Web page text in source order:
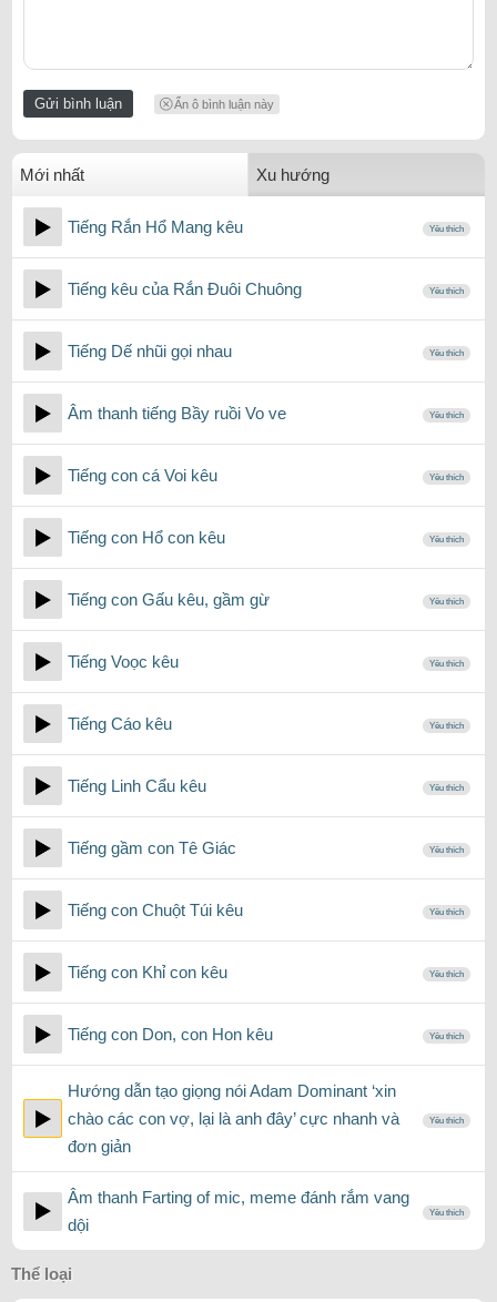
Ẩn ô bình luận này
Mới nhất Xu hướng
Tiếng Rắn Hổ Mang kêu Yêu thích
Tiếng kêu của Rắn Đuôi Chuông Yêu thích
Tiếng Dế nhũi gọi nhau Yêu thích
Âm thanh tiếng Bầy ruồi Vo ve Yêu thích
Tiếng con cá Voi kêu Yêu thích
Tiếng con Hổ con kêu Yêu thích
Tiếng con Gấu kêu, gầm gừ Yêu thích
Tiếng Voọc kêu Yêu thích
Tiếng Cáo kêu Yêu thích
Tiếng Linh Cẩu kêu Yêu thích
Tiếng gầm con Tê Giác Yêu thích
Tiếng con Chuột Túi kêu Yêu thích
Tiếng con Khỉ con kêu Yêu thích
Tiếng con Don, con Hon kêu Yêu thích
Hướng dẫn tạo giọng nói Adam Dominant ‘xin
chào các con vợ, lại là anh đây’ cực nhanh và
đơn giản
Yêu thích
Âm thanh Farting of mic, meme đánh rắm vang
dội
Yêu thích
Thể loại